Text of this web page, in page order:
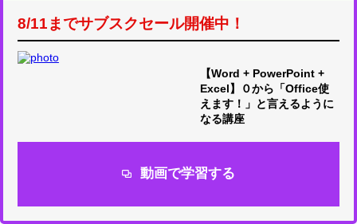
3分で一発OK！社内プレゼンの資料作成術
「プレゼンテーションスキル」のコース一覧を見る
「ビジネス・コミュニケーション」について学
8/11までサブスクセール開催中！
【Word + PowerPoint +
Excel】０から「Office使
えます！」と言えるように
なる講座
動画で学習する